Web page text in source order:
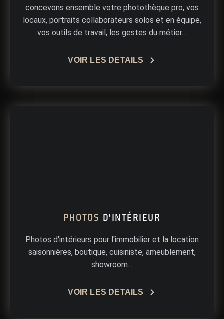
concevons ensemble votre photothèque pro, vos
locaux, portraits collaborateurs solos et en équipe,
vos outils de travail, les gestes du métier...
VOIR LES DÉTAILS
PHOTOS D'INTÉRIEUR
Photos d'intérieurs pour l'immobilier et la location
saisonnières, boutique, cuisiniste, ameublement,
showroom...
VOIR LES DÉTAILS